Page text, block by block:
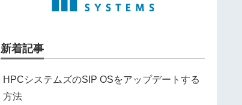
新着記事
HPCシステムズのSIP OSをアップデートする
方法